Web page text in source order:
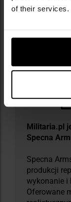
of their services.
Informacja
Militaria.pl
Specna
Specna
produkcji
wykonanie i
Oferowane